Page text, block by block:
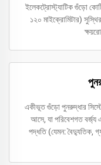
ইলেকট্রোস্ট্যাটিক গুঁড়ো
১২০ মাইক্রোমিটার)
একীভূত গুঁড়ো পুনরুদ্ধার
আসে, যা পরিবেশগত বর্জ্য
পদ্ধতি (যেমন: বৈদ্যুতিক,